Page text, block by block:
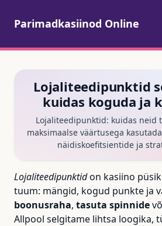
Parimadkasiinod Online
Lojaliteedipunktid
kuidas koguda ja
Lojaliteedipunktid: kuidas neid
maksimaalse väärtusega
näidiskoefitsientide ja
Lojaliteedipunktidon kasiino
tuum: mängid, kogud punkte ja
boonusraha, tasuta spinnide
Allpool selgitame lihtsa loogika,